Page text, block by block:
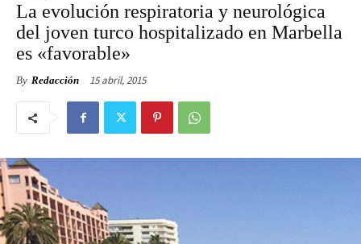
La evolución respiratoria y neurológica
del joven turco hospitalizado en Marbella
es «favorable»
By Redacción 15 abril, 2015